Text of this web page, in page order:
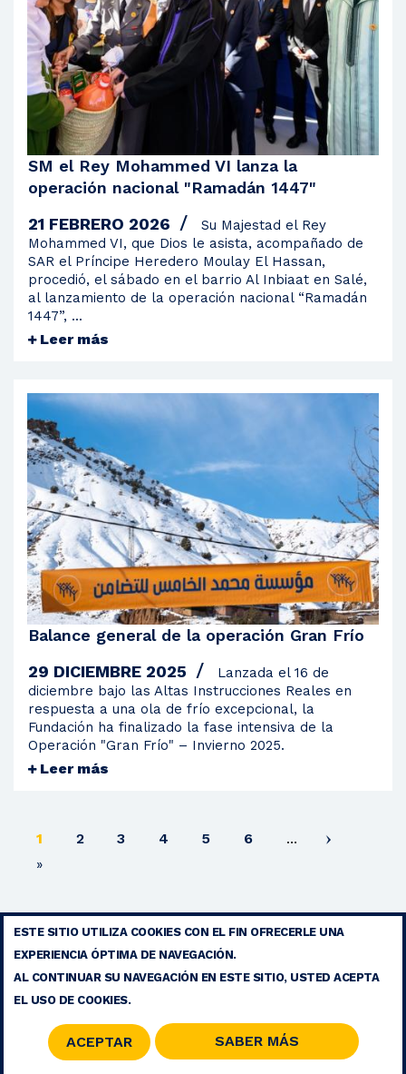
SM el Rey Mohammed VI lanza la
operación nacional "Ramadán 1447"
21 FEBRERO 2026
Su Majestad el Rey
Mohammed VI, que Dios le asista, acompañado de
SAR el Príncipe Heredero Moulay El Hassan,
procedió, el sábado en el barrio Al Inbiaat en Salé,
al lanzamiento de la operación nacional “Ramadán
1447”, ...
Leer más
Balance general de la operación Gran Frío
29 DICIEMBRE 2025
Lanzada el 16 de
diciembre bajo las Altas Instrucciones Reales en
respuesta a una ola de frío excepcional, la
Fundación ha finalizado la fase intensiva de la
Operación "Gran Frío" – Invierno 2025.
Leer más
Página
actual
1 Página
2 Página
3 Página
4 Página
5 Página
6
…
Última
página
»
AVISO LEGAL
CONTACTO
RSS
© 2026 COPYRIGHT - FUNDACIÓN MOHAMMED V PARA LA
SOLIDARIDAD
ESTE SITIO UTILIZA COOKIES CON EL FIN OFRECERLE UNA
EXPERIENCIA ÓPTIMA DE NAVEGACIÓN.
AL CONTINUAR SU NAVEGACIÓN EN ESTE SITIO, USTED ACEPTA
EL USO DE COOKIES.
ACEPTAR SABER MÁS